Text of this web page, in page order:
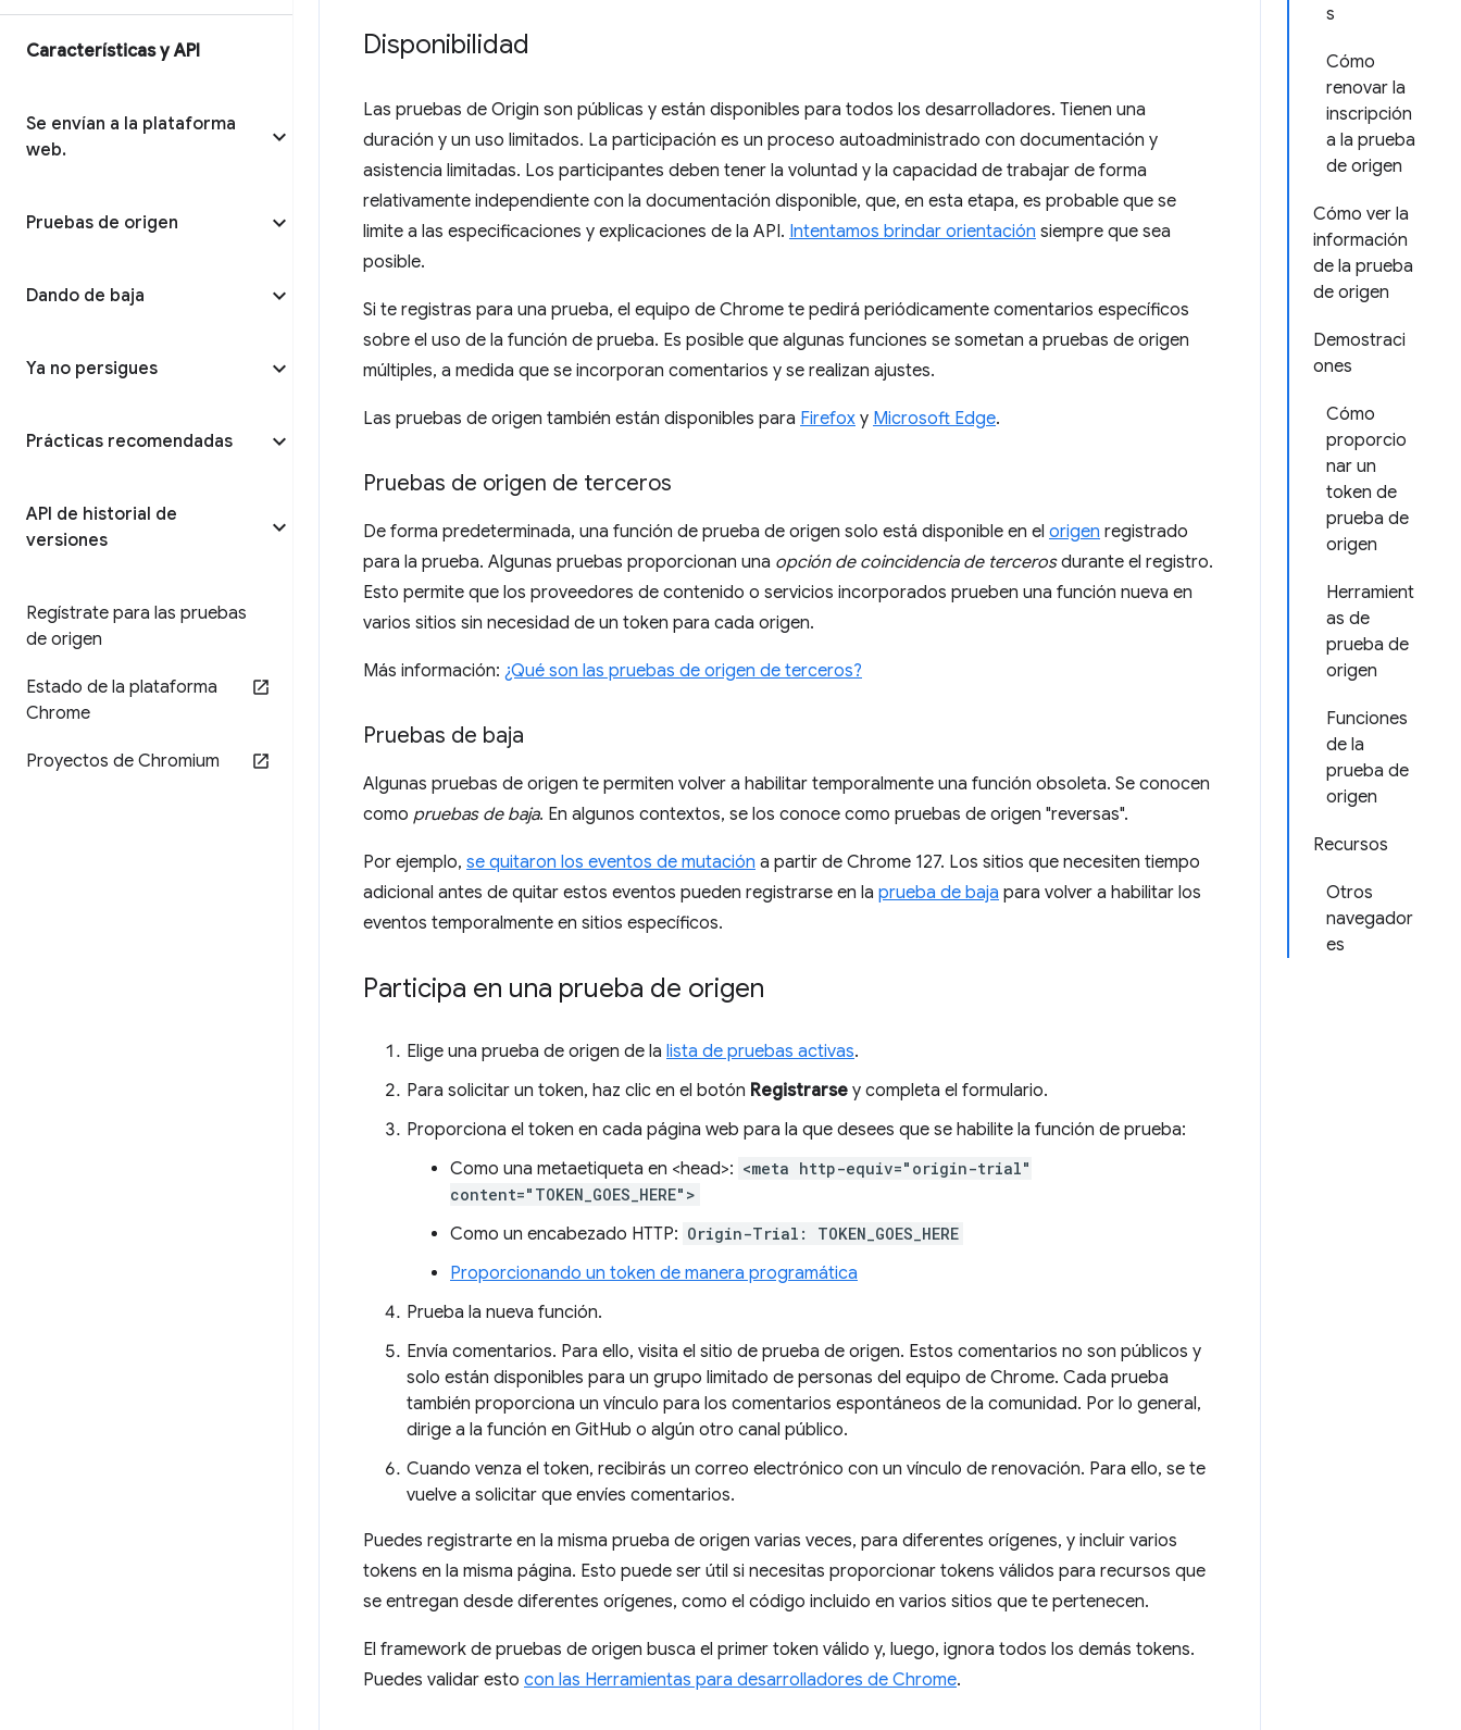
Características y API
Se envían a la plataforma
web.
Pruebas de origen
Dando de baja
Ya no persigues
Prácticas recomendadas
API de historial de
versiones
Regístrate para las pruebas
de origen
Estado de la plataforma
Chrome
Proyectos de Chromium
s
Cómo
renovar la
inscripción
a la prueba
de origen
Cómo ver la
información
de la prueba
de origen
Demostraci
ones
Cómo
proporcio
nar un
token de
prueba de
origen
Herramient
as de
prueba de
origen
Funciones
de la
prueba de
origen
Recursos
Otros
navegador
es
Disponibilidad
Las pruebas de Origin son públicas y están disponibles para todos los desarrolladores. Tienen una
duración y un uso limitados. La participación es un proceso autoadministrado con documentación y
asistencia limitadas. Los participantes deben tener la voluntad y la capacidad de trabajar de forma
relativamente independiente con la documentación disponible, que, en esta etapa, es probable que se
limite a las especificaciones y explicaciones de la API. Intentamos brindar orientación siempre que sea
posible.
Si te registras para una prueba, el equipo de Chrome te pedirá periódicamente comentarios específicos
sobre el uso de la función de prueba. Es posible que algunas funciones se sometan a pruebas de origen
múltiples, a medida que se incorporan comentarios y se realizan ajustes.
Las pruebas de origen también están disponibles para Firefox y Microsoft Edge.
Pruebas de origen de terceros
De forma predeterminada, una función de prueba de origen solo está disponible en el origen registrado
para la prueba. Algunas pruebas proporcionan una opción de coincidencia de tercerosdurante el registro.
Esto permite que los proveedores de contenido o servicios incorporados prueben una función nueva en
varios sitios sin necesidad de un token para cada origen.
Más información: ¿Qué son las pruebas de origen de terceros?
Pruebas de baja
Algunas pruebas de origen te permiten volver a habilitar temporalmente una función obsoleta. Se conocen
como pruebas de baja. En algunos contextos, se los conoce como pruebas de origen "reversas".
Por ejemplo, se quitaron los eventos de mutación a partir de Chrome 127. Los sitios que necesiten tiempo
adicional antes de quitar estos eventos pueden registrarse en la prueba de baja para volver a habilitar los
eventos temporalmente en sitios específicos.
Participa en una prueba de origen
Elige una prueba de origen de la lista de pruebas activas.
Para solicitar un token, haz clic en el botón Registrarse y completa el formulario.
Proporciona el token en cada página web para la que desees que se habilite la función de prueba:
Como una metaetiqueta en <head>: <meta http-equiv="origin-trial"
content="TOKEN_GOES_HERE">
Como un encabezado HTTP: Origin-Trial: TOKEN_GOES_HERE
Proporcionando un token de manera programática
Prueba la nueva función.
Envía comentarios. Para ello, visita el sitio de prueba de origen. Estos comentarios no son públicos y
solo están disponibles para un grupo limitado de personas del equipo de Chrome. Cada prueba
también proporciona un vínculo para los comentarios espontáneos de la comunidad. Por lo general,
dirige a la función en GitHub o algún otro canal público.
Cuando venza el token, recibirás un correo electrónico con un vínculo de renovación. Para ello, se te
vuelve a solicitar que envíes comentarios.
Puedes registrarte en la misma prueba de origen varias veces, para diferentes orígenes, y incluir varios
tokens en la misma página. Esto puede ser útil si necesitas proporcionar tokens válidos para recursos que
se entregan desde diferentes orígenes, como el código incluido en varios sitios que te pertenecen.
El framework de pruebas de origen busca el primer token válido y, luego, ignora todos los demás tokens.
Puedes validar esto con las Herramientas para desarrolladores de Chrome.